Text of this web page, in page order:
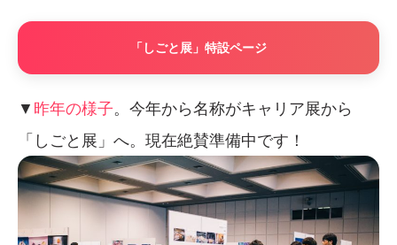
「しごと展」特設ページ
▼ 昨年の様子。今年から名称がキャリア展から
「しごと展」へ。現在絶賛準備中です！